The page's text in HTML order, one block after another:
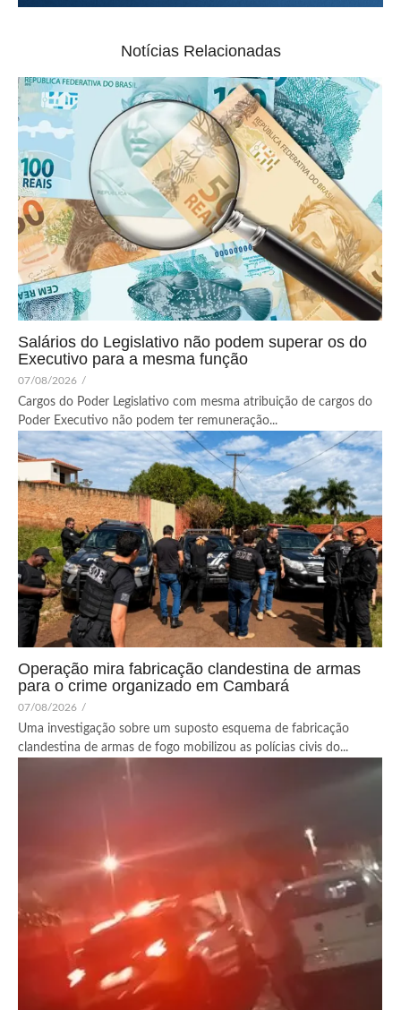
Notícias Relacionadas
Salários do Legislativo não podem superar os do
Executivo para a mesma função
07/08/2026 /
Cargos do Poder Legislativo com mesma atribuição de cargos do
Poder Executivo não podem ter remuneração...
Operação mira fabricação clandestina de armas
para o crime organizado em Cambará
07/08/2026 /
Uma investigação sobre um suposto esquema de fabricação
clandestina de armas de fogo mobilizou as polícias civis do...